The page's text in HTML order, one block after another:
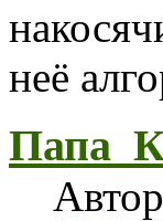
неё